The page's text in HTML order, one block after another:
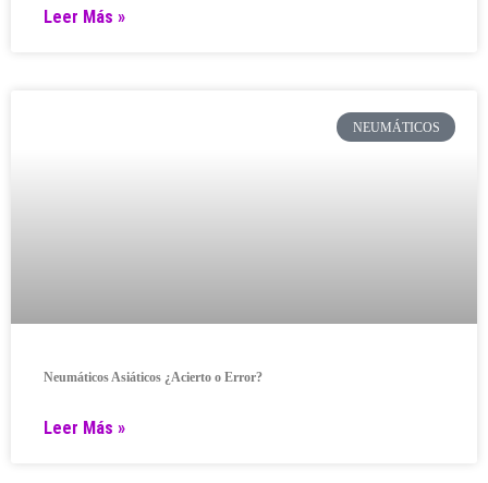
Leer Más »
NEUMÁTICOS
Neumáticos Asiáticos ¿Acierto o Error?
Leer Más »